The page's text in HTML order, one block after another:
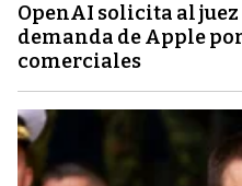
OpenAI solicita al
demanda de Apple
comerciales